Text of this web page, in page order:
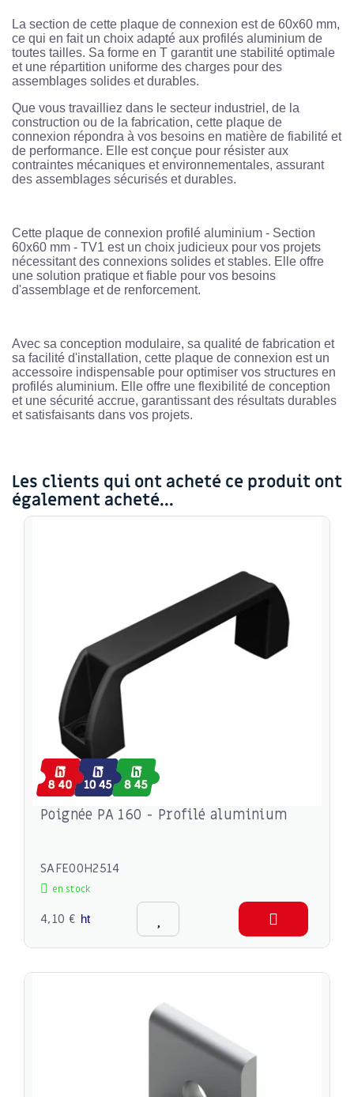
La section de cette plaque de connexion est de 60x60 mm,
ce qui en fait un choix adapté aux profilés aluminium de
toutes tailles. Sa forme en T garantit une stabilité optimale
et une répartition uniforme des charges pour des
assemblages solides et durables.
Que vous travailliez dans le secteur industriel, de la
construction ou de la fabrication, cette plaque de
connexion répondra à vos besoins en matière de fiabilité et
de performance. Elle est conçue pour résister aux
contraintes mécaniques et environnementales, assurant
des assemblages sécurisés et durables.
Cette plaque de connexion profilé aluminium - Section
60x60 mm - TV1 est un choix judicieux pour vos projets
nécessitant des connexions solides et stables. Elle offre
une solution pratique et fiable pour vos besoins
d'assemblage et de renforcement.
Avec sa conception modulaire, sa qualité de fabrication et
sa facilité d'installation, cette plaque de connexion est un
accessoire indispensable pour optimiser vos structures en
profilés aluminium. Elle offre une flexibilité de conception
et une sécurité accrue, garantissant des résultats durables
et satisfaisants dans vos projets.
Les clients qui ont acheté ce produit ont
également acheté...
Poignée PA 160 - Profilé aluminium
SAFE00H2514
en stock
4,10 € ht